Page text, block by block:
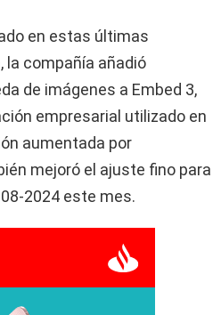
en estas últimas
la compañía añadió
de imágenes a Embed 3,
empresarial utilizado en
aumentada por
mejoró el ajuste fino para
2024 este mes.